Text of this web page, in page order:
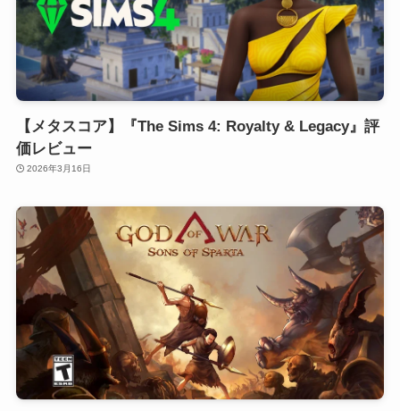
【メタスコア】『The Sims 4: Royalty & Legacy』評
価レビュー
2026年3月16日